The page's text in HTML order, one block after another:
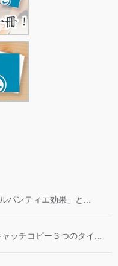
パンティエ効果」と...
ッチコピー３つのタイ...